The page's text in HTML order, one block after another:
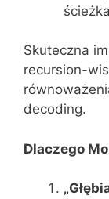
Skuteczna
recursion-
decoding.
Dlaczego